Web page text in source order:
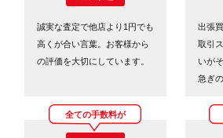
誠実な査定で他店より1円でも
高くが合い言葉。お客様から
の評価を大切にしています。
出張
取引
いが
急ぎ
全ての手数料が